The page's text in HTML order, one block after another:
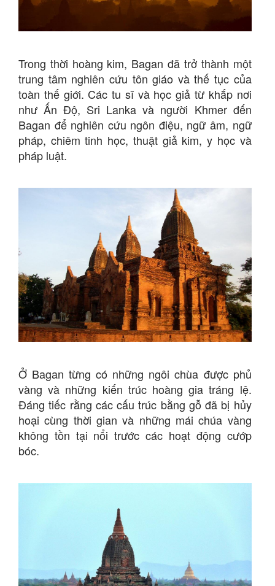
Trong thời hoàng kim, Bagan đã trở thành một
trung tâm nghiên cứu tôn giáo và thế tục của
toàn thế giới. Các tu sĩ và học giả từ khắp nơi
như Ấn Độ, Sri Lanka và người Khmer đến
Bagan để nghiên cứu ngôn điệu, ngữ âm, ngữ
pháp, chiêm tinh học, thuật giả kim, y học và
pháp luật.
Ở Bagan từng có những ngôi chùa được phủ
vàng và những kiến trúc hoàng gia tráng lệ.
Đáng tiếc rằng các cấu trúc bằng gỗ đã bị hủy
hoại cùng thời gian và những mái chúa vàng
không tồn tại nổi trước các hoạt động cướp
bóc.